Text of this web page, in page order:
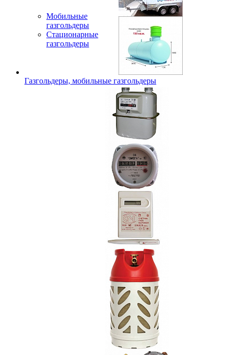
Мобильные
газгольдеры
Стационарные
газгольдеры
Газгольдеры, мобильные газгольдеры